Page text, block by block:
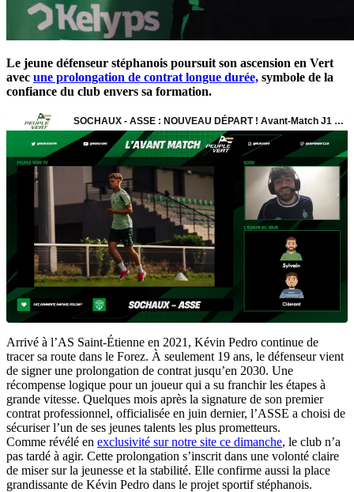
Le jeune défenseur stéphanois poursuit son ascension en Vert
avec une prolongation de contrat longue durée, symbole de la
confiance du club envers sa formation.
Arrivé à l’AS Saint-Étienne en 2021, Kévin Pedro continue de
tracer sa route dans le Forez. À seulement 19 ans, le défenseur vient
de signer une prolongation de contrat jusqu’en 2030. Une
récompense logique pour un joueur qui a su franchir les étapes à
grande vitesse. Quelques mois après la signature de son premier
contrat professionnel, officialisée en juin dernier, l’ASSE a choisi de
sécuriser l’un de ses jeunes talents les plus prometteurs.
Comme révélé en exclusivité sur notre site ce dimanche, le club n’a
pas tardé à agir. Cette prolongation s’inscrit dans une volonté claire
de miser sur la jeunesse et la stabilité. Elle confirme aussi la place
grandissante de Kévin Pedro dans le projet sportif stéphanois.